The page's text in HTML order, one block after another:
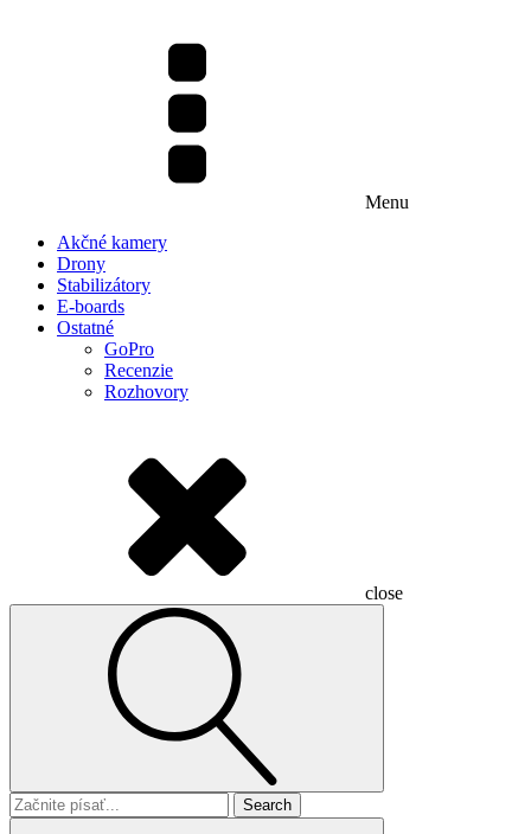
Menu
Akčné kamery
Drony
Stabilizátory
E-boards
Ostatné
GoPro
Recenzie
Rozhovory
close
Search
for